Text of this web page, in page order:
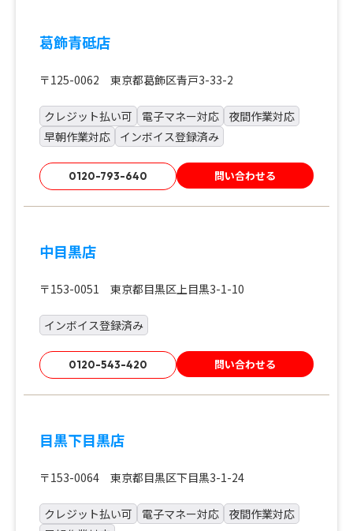
葛飾青砥店
〒125-0062 東京都葛飾区青戸3-33-2
クレジット払い可 電子マネー対応
夜間作業対応
早朝作業対応
インボイス登録済み
0120-793-640 問い合わせる
中目黒店
〒153-0051 東京都目黒区上目黒3-1-10
インボイス登録済み
0120-543-420 問い合わせる
目黒下目黒店
〒153-0064 東京都目黒区下目黒3-1-24
クレジット払い可 電子マネー対応
夜間作業対応